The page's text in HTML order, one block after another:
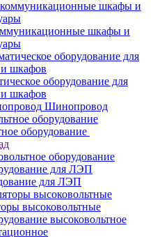
шкафы и
оборудование для
шкафов
Шинопровод
оборудование
оборудование
для ЛЭП
высоковольтные